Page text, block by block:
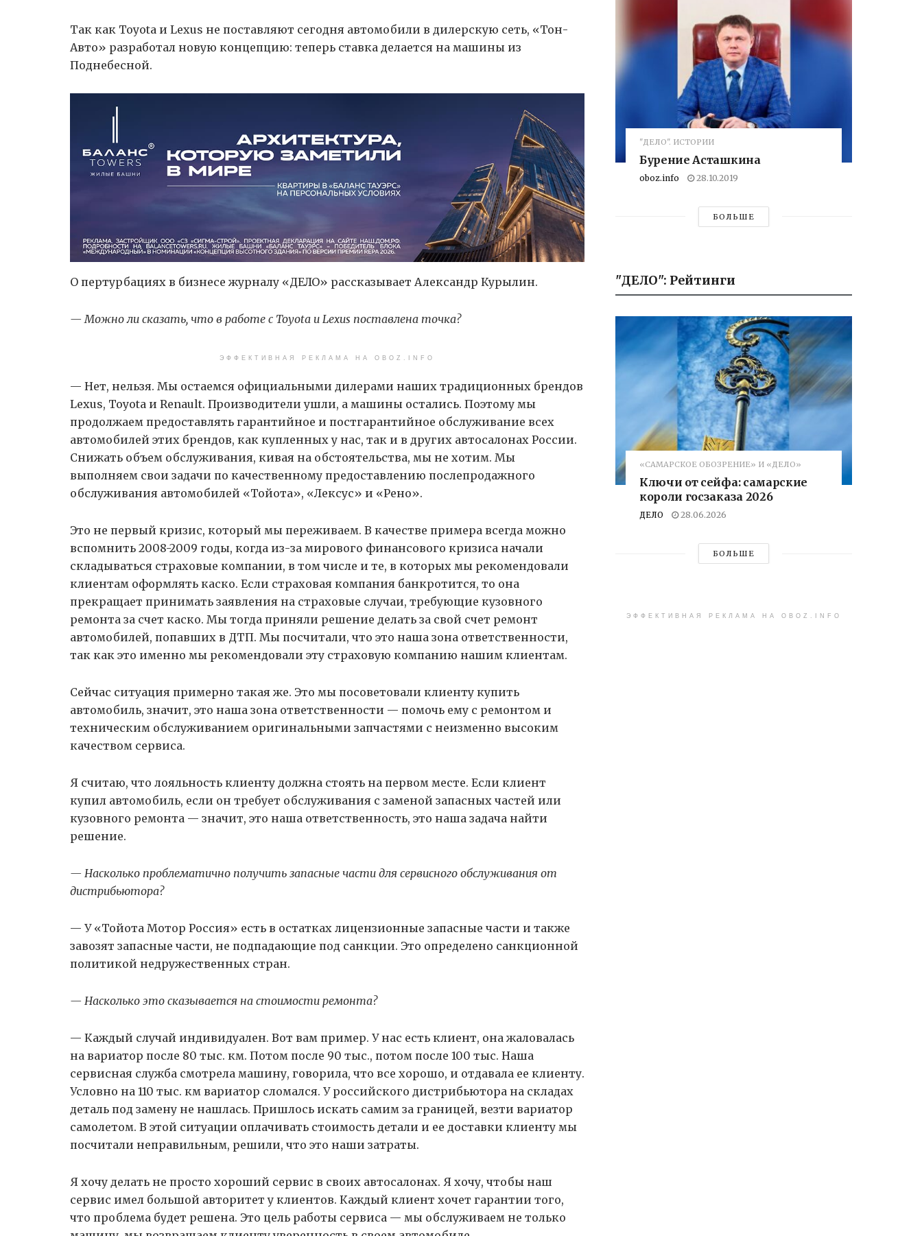
Так как Toyota и Lexus не поставляют сегодня автомобили в дилерскую сеть, «Тон-
Авто» разработал новую концепцию: теперь ставка делается на машины из
Поднебесной.
О пертурбациях в бизнесе журналу «ДЕЛО» рассказывает Александр Курылин.
— Можно ли сказать, что в работе с Toyota и Lexus поставлена точка?
ЭФФЕКТИВНАЯ РЕКЛАМА НА OBOZ.INFO
— Нет, нельзя. Мы остаемся официальными дилерами наших традиционных брендов
Lexus, Toyota и Renault. Производители ушли, а машины остались. Поэтому мы
продолжаем предоставлять гарантийное и постгарантийное обслуживание всех
автомобилей этих брендов, как купленных у нас, так и в других автосалонах России.
Снижать объем обслуживания, кивая на обстоятельства, мы не хотим. Мы
выполняем свои задачи по качественному предоставлению послепродажного
обслуживания автомобилей «Тойота», «Лексус» и «Рено».
Это не первый кризис, который мы переживаем. В качестве примера всегда можно
вспомнить 2008-2009 годы, когда из-за мирового финансового кризиса начали
складываться страховые компании, в том числе и те, в которых мы рекомендовали
клиентам оформлять каско. Если страховая компания банкротится, то она
прекращает принимать заявления на страховые случаи, требующие кузовного
ремонта за счет каско. Мы тогда приняли решение делать за свой счет ремонт
автомобилей, попавших в ДТП. Мы посчитали, что это наша зона ответственности,
так как это именно мы рекомендовали эту страховую компанию нашим клиентам.
Сейчас ситуация примерно такая же. Это мы посоветовали клиенту купить
автомобиль, значит, это наша зона ответственности — помочь ему с ремонтом и
техническим обслуживанием оригинальными запчастями с неизменно высоким
качеством сервиса.
Я считаю, что лояльность клиенту должна стоять на первом месте. Если клиент
купил автомобиль, если он требует обслуживания с заменой запасных частей или
кузовного ремонта — значит, это наша ответственность, это наша задача найти
решение.
— Насколько проблематично получить запасные части для сервисного обслуживания от
дистрибьютора?
— У «Тойота Мотор Россия» есть в остатках лицензионные запасные части и также
завозят запасные части, не подпадающие под санкции. Это определено санкционной
политикой недружественных стран.
— Насколько это сказывается на стоимости ремонта?
— Каждый случай индивидуален. Вот вам пример. У нас есть клиент, она жаловалась
на вариатор после 80 тыс. км. Потом после 90 тыс., потом после 100 тыс. Наша
сервисная служба смотрела машину, говорила, что все хорошо, и отдавала ее клиенту.
Условно на 110 тыс. км вариатор сломался. У российского дистрибьютора на складах
деталь под замену не нашлась. Пришлось искать самим за границей, везти вариатор
самолетом. В этой ситуации оплачивать стоимость детали и ее доставки клиенту мы
посчитали неправильным, решили, что это наши затраты.
Я хочу делать не просто хороший сервис в своих автосалонах. Я хочу, чтобы наш
сервис имел большой авторитет у клиентов. Каждый клиент хочет гарантии того,
что проблема будет решена. Это цель работы сервиса — мы обслуживаем не только
"ДЕЛО". ИСТОРИИ
Бурение Асташкина
oboz.info 28.10.2019
БОЛЬШЕ
"ДЕЛО": Рейтинги
«САМАРСКОЕ ОБОЗРЕНИЕ» И «ДЕЛО»
Ключи от сейфа: самарские
короли госзаказа 2026
ДЕЛО 28.06.2026
БОЛЬШЕ
ЭФФЕКТИВНАЯ РЕКЛАМА НА OBOZ.INFO